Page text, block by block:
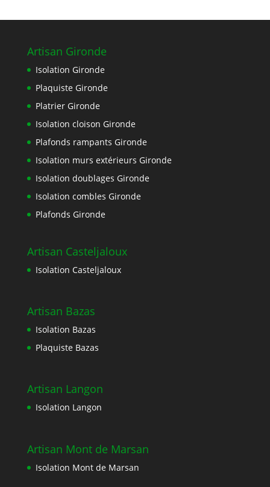
Artisan Gironde
Isolation Gironde
Plaquiste Gironde
Platrier Gironde
Isolation cloison Gironde
Plafonds rampants Gironde
Isolation murs extérieurs Gironde
Isolation doublages Gironde
Isolation combles Gironde
Plafonds Gironde
Artisan Casteljaloux
Isolation Casteljaloux
Artisan Bazas
Isolation Bazas
Plaquiste Bazas
Artisan Langon
Isolation Langon
Artisan Mont de Marsan
Isolation Mont de Marsan